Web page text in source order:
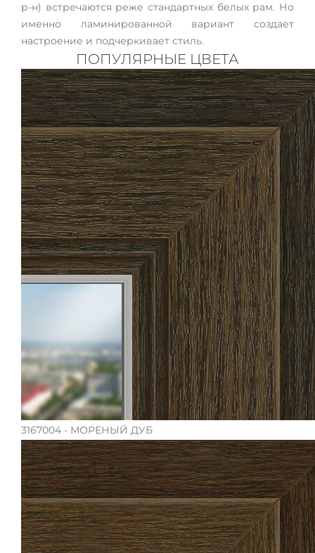
р-н) встречаются реже стандартных белых рам. Но
именно ламинированной вариант создает
настроение и подчеркивает стиль.
ПОПУЛЯРНЫЕ ЦВЕТА
3167004 - МОРЕНЫЙ ДУБ